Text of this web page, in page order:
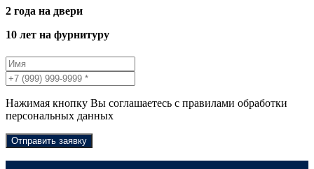
2 года на двери
10 лет на фурнитуру
Нажимая кнопку Вы соглашаетесь с правилами обработки
персональных данных
Отправить заявку